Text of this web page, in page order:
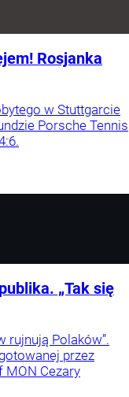
Rosjanka
w Stuttgarcie
Porsche Tennis
„Tak się
rujnują Polaków”.
przez
MON Cezary